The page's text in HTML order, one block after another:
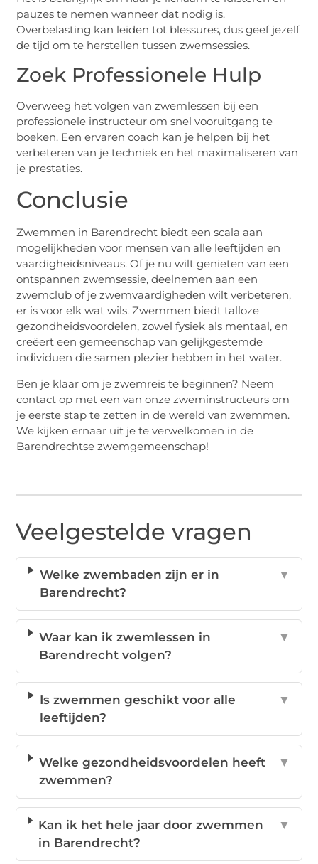
pauzes te nemen wanneer dat nodig is.
Overbelasting kan leiden tot blessures, dus geef jezelf
de tijd om te herstellen tussen zwemsessies.
Zoek Professionele Hulp
Overweeg het volgen van zwemlessen bij een
professionele instructeur om snel vooruitgang te
boeken. Een ervaren coach kan je helpen bij het
verbeteren van je techniek en het maximaliseren van
je prestaties.
Conclusie
Zwemmen in Barendrecht biedt een scala aan
mogelijkheden voor mensen van alle leeftijden en
vaardigheidsniveaus. Of je nu wilt genieten van een
ontspannen zwemsessie, deelnemen aan een
zwemclub of je zwemvaardigheden wilt verbeteren,
er is voor elk wat wils. Zwemmen biedt talloze
gezondheidsvoordelen, zowel fysiek als mentaal, en
creëert een gemeenschap van gelijkgestemde
individuen die samen plezier hebben in het water.
Ben je klaar om je zwemreis te beginnen? Neem
contact op met een van onze zweminstructeurs om
je eerste stap te zetten in de wereld van zwemmen.
We kijken ernaar uit je te verwelkomen in de
Barendrechtse zwemgemeenschap!
Veelgestelde vragen
Welke zwembaden zijn er in
Barendrecht?
▼
Waar kan ik zwemlessen in
Barendrecht volgen?
▼
Is zwemmen geschikt voor alle
leeftijden?
▼
Welke gezondheidsvoordelen heeft
zwemmen?
▼
Kan ik het hele jaar door zwemmen
in Barendrecht?
▼